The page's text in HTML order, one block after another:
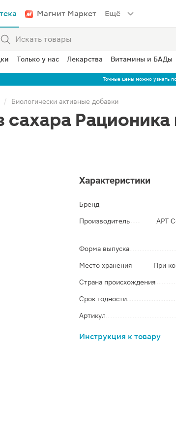
Магнит Маркет Ещё
Только у нас Лекарства Витамины и БАДы
Точные цены можно узнать
Биологически активные добавки
сахара
Характеристики
Бренд
Производитель
АРТ
Форма выпуска
Место хранения При
Страна происхождения
Срок годности
Артикул
Инструкция к товару